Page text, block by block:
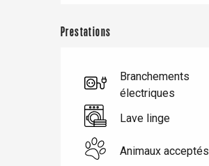
Prestations
Branchements
électriques
Lave linge
Animaux acceptés